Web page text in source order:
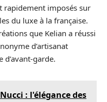
rapidement imposés sur
du luxe à la française.
que Kelian a réussi
d’artisanat
d’avant-garde.
: l'élégance des